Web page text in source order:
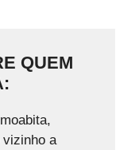
QUEM
vizinho a